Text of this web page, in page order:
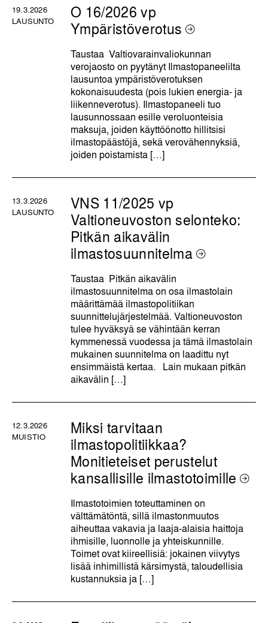
19.3.2026
LAUSUNTO
O 16/2026 vp
Ympäristöverotus
Taustaa Valtiovarainvaliokunnan
verojaosto on pyytänyt Ilmastopaneelilta
lausuntoa ympäristöverotuksen
kokonaisuudesta (pois lukien energia- ja
liikenneverotus). Ilmastopaneeli tuo
lausunnossaan esille veroluonteisia
maksuja, joiden käyttöönotto hillitsisi
ilmastopäästöjä, sekä verovähennyksiä,
joiden poistamista […]
13.3.2026
LAUSUNTO
VNS 11/2025 vp
Valtioneuvoston selonteko:
Pitkän aikavälin
ilmastosuunnitelma
Taustaa Pitkän aikavälin
ilmastosuunnitelma on osa ilmastolain
määrittämää ilmastopolitiikan
suunnittelujärjestelmää. Valtioneuvoston
tulee hyväksyä se vähintään kerran
kymmenessä vuodessa ja tämä ilmastolain
mukainen suunnitelma on laadittu nyt
ensimmäistä kertaa. Lain mukaan pitkän
aikavälin […]
12.3.2026
MUISTIO
Miksi tarvitaan
ilmastopolitiikkaa?
Monitieteiset perustelut
kansallisille ilmastotoimille
Ilmastotoimien toteuttaminen on
välttämätöntä, sillä ilmastonmuutos
aiheuttaa vakavia ja laaja-alaisia haittoja
ihmisille, luonnolle ja yhteiskunnille.
Toimet ovat kiireellisiä: jokainen viivytys
lisää inhimillistä kärsimystä, taloudellisia
kustannuksia ja […]